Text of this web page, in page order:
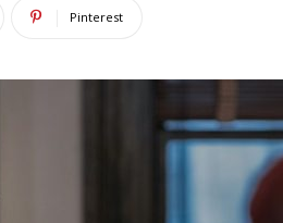
Pinterest